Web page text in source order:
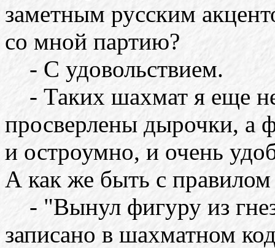
заметным русским
со мной партию?
- С удовольствием.
- Таких шахмат я еще
просверлены дырочки, а
и остроумно, и очень
А как же быть с
- "Вынул фигуру из
записано в шахматном